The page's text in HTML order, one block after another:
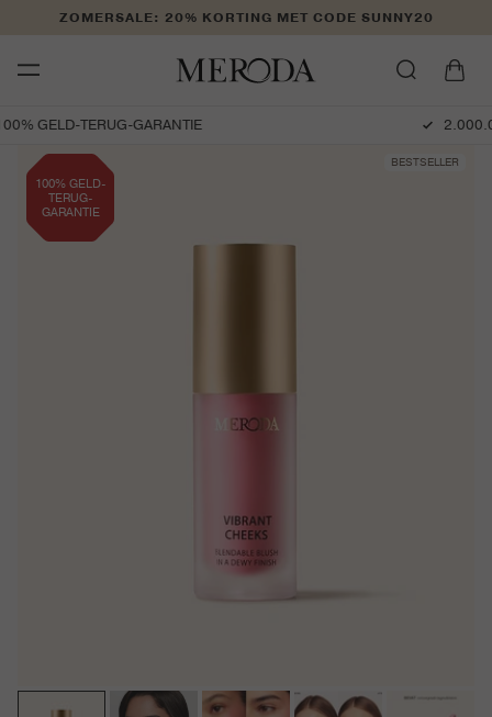
naar de
ZOMERSALE: 20% KORTING MET CODE SUNNY20
2.000.000+ TEVREDEN KLANTEN
100% GELD-
TERUG-
GARANTIE
BESTSELLER